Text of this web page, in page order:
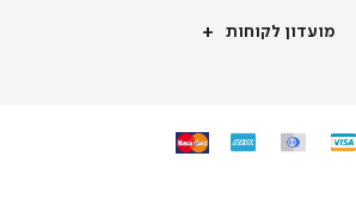
מועדון
מועדון לקוחות